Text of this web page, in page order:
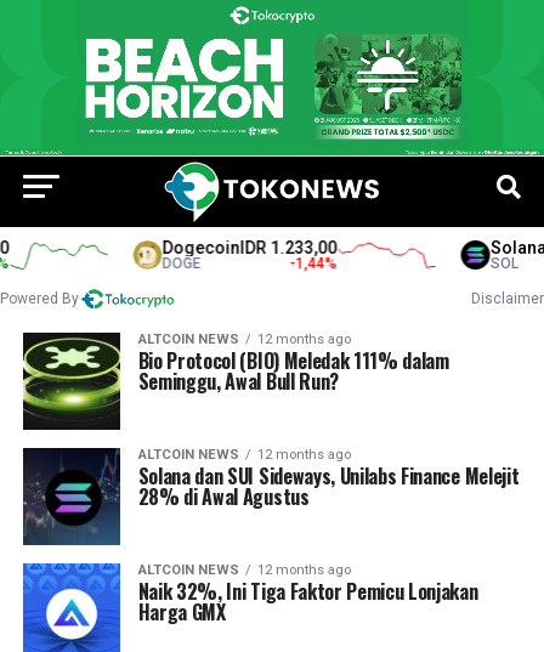
DogecoinIDR 1.233,00
DOGE -1,44 %
Solana
SOL
Powered By Disclaimer
ALTCOIN NEWS 12 months ago
Bio Protocol (BIO) Meledak 111% dalam
Seminggu, Awal Bull Run?
ALTCOIN NEWS 12 months ago
Solana dan SUI Sideways, Unilabs Finance Melejit
28% di Awal Agustus
ALTCOIN NEWS 12 months ago
Naik 32%, Ini Tiga Faktor Pemicu Lonjakan
Harga GMX